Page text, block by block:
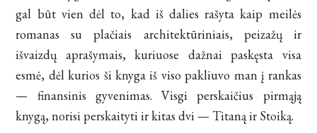
gal būt vien dėl to, kad iš dalies rašyta kaip meilės
romanas su plačiais architektūriniais, peizažų ir
išvaizdų aprašymais, kuriuose dažnai paskęsta visa
esmė, dėl kurios ši knyga iš viso pakliuvo man į rankas
— finansinis gyvenimas. Visgi perskaičius pirmąją
knygą, norisi perskaityti ir kitas dvi — Titaną ir Stoiką.